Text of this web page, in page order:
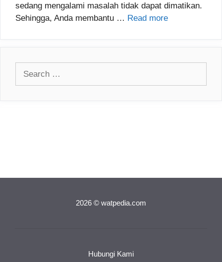
sedang mengalami masalah tidak dapat dimatikan.
Sehingga, Anda membantu … Read more
2026 © watpedia.com
Hubungi Kami